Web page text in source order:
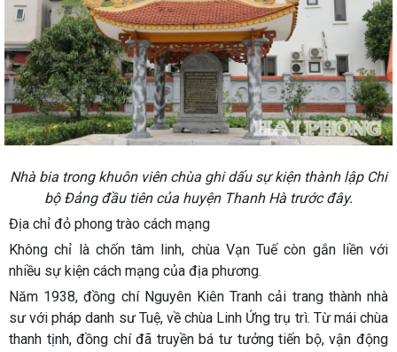
Nhà bia trong khuôn viên chùa ghi dấu sự kiện thành lập Chi
bộ Đảng đầu tiên của huyện Thanh Hà trước đây.
Địa chỉ đỏ phong trào cách mạng
Không chỉ là chốn tâm linh, chùa Vạn Tuế còn gắn liền với
nhiều sự kiện cách mạng của địa phương.
Năm 1938, đồng chí Nguyên Kiên Tranh cải trang thành nhà
sư với pháp danh sư Tuệ, về chùa Linh Ứng trụ trì. Từ mái chùa
thanh tịnh, đồng chí đã truyền bá tư tưởng tiến bộ, vận động